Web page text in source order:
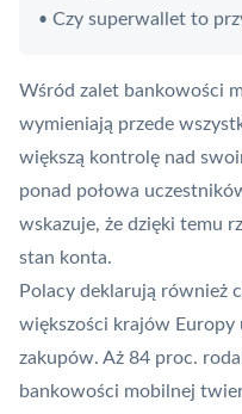
• Czy superwallet to
Wśród zalet bankowości
wymieniają przede
większą kontrolę nad
ponad połowa
wskazuje, że dzięki temu
stan konta.
Polacy deklarują również
większości krajów Europy
zakupów. Aż 84 proc.
bankowości mobilnej